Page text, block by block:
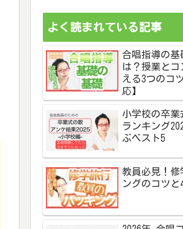
よく読まれている記事
合唱指導の基
は？授業と
える3つのコ
応】
小学校の卒業
ランキング
ぶベスト5
教員必見！修
ングのコツと